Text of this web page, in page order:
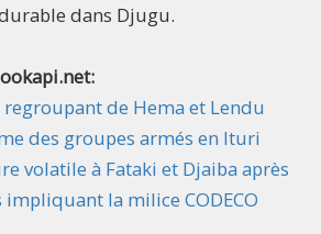
dans Djugu.
de Hema et Lendu
des groupes armés en Ituri
volatile à Fataki et Djaiba après
la milice CODECO